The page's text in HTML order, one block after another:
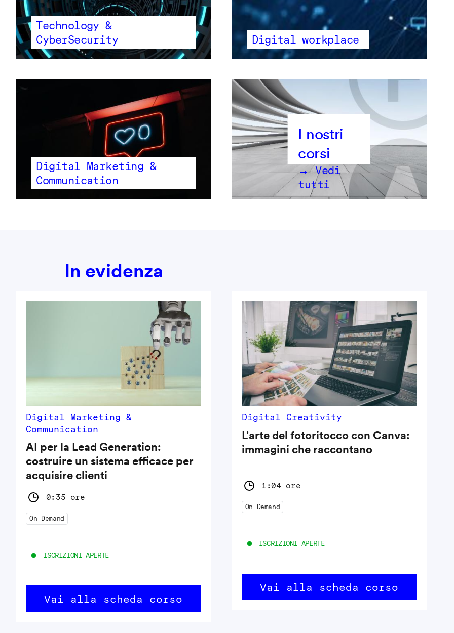
Technology &
CyberSecurity
Digital workplace
Digital Marketing &
Communication
→ Vedi
tutti
In evidenza
Digital Marketing &
Communication
AI per la Lead Generation:
costruire un sistema efficace per
acquisire clienti
0:35 ore
On Demand
ISCRIZIONI APERTE
Vai alla scheda corso
Digital Creativity
L'arte del fotoritocco con Canva:
immagini che raccontano
1:04 ore
On Demand
ISCRIZIONI APERTE
Vai alla scheda corso